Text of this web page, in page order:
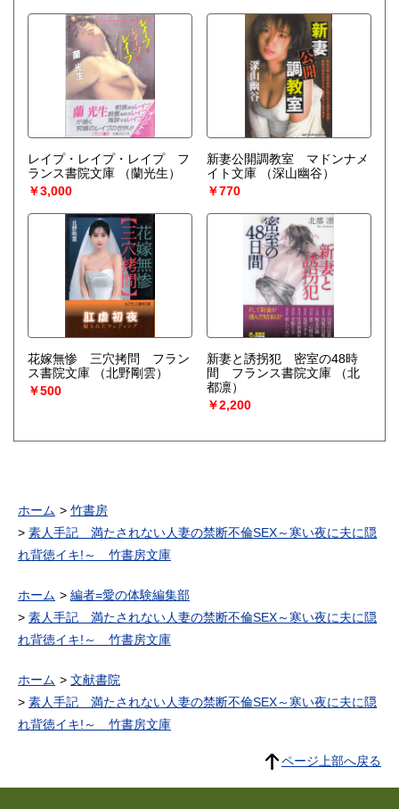
レイプ・レイプ・レイプ フ
ランス書院文庫
（蘭光生）
￥3,000
新妻公開調教室 マドンナメ
イト文庫
（深山幽谷）
￥770
花嫁無惨 三穴拷問 フラン
ス書院文庫
（北野剛雲）
￥500
新妻と誘拐犯 密室の48時
間 フランス書院文庫
（北
都凛）
￥2,200
ホーム
竹書房
素人手記 満たされない人妻の禁断不倫SEX～寒い夜に夫に隠
れ背徳イキ!～ 竹書房文庫
ホーム
編者=愛の体験編集部
素人手記 満たされない人妻の禁断不倫SEX～寒い夜に夫に隠
れ背徳イキ!～ 竹書房文庫
ホーム
文献書院
素人手記 満たされない人妻の禁断不倫SEX～寒い夜に夫に隠
れ背徳イキ!～ 竹書房文庫
ページ上部へ戻る